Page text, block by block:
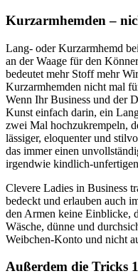
Kurzarmhemden –
Lang- oder Kurzarmhemd
an der Waage für den
bedeutet mehr Stoff mehr
Kurzarmhemden nicht mal
Wenn Ihr Business und der
Kunst einfach darin, ein
zwei Mal hochzukrempeln,
lässiger, eloquenter und
das immer einen
irgendwie kindlich-
Clevere Ladies in Business
bedeckt und erlauben auch
den Armen keine Einblicke,
Wäsche, dünne und
Weibchen-Konto und nicht
Außerdem die Tricks